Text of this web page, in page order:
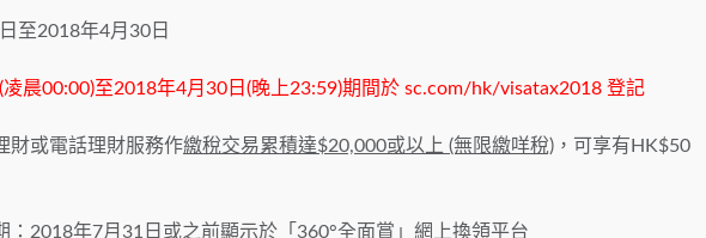
至2018年4月30日
晨00:00)至2018年4月30日(晚上23:59)期間於 sc.com/hk/visatax2018 登記
財或電話理財服務作繳稅交易累積達$20,000或以上 (無限繳咩稅) ，可享有HK$50
：2018年7月31日或之前顯示於「360°全面賞」網上換領平台